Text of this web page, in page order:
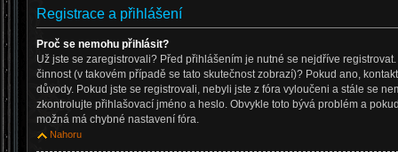
Registrace a přihlášení
Proč se nemohu přihlásit?
Už jste se zaregistrovali? Před přihlášením je nutné se nejdříve
činnost (v takovém případě se tato skutečnost zobrazí)? Pokud ano,
důvody. Pokud jste se registrovali, nebyli jste z fóra vyloučeni a stále se
zkontrolujte přihlašovací jméno a heslo. Obvykle toto bývá problém a
možná má chybné nastavení fóra.
Nahoru